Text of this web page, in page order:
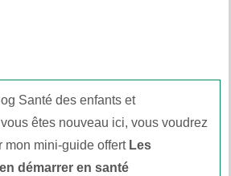
Santé des enfants et
êtes nouveau ici, vous voudrez
mon mini-guide offert Les
démarrer en santé